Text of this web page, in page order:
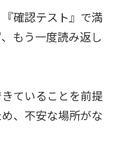
確認テスト』で満
もう一度読み返し
ていることを前提
、不安な場所がな